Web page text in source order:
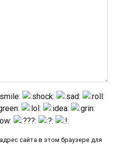
сайта в этом браузере для